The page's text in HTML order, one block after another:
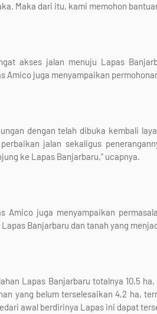
Maka dari itu, kami memohon
akses jalan menuju Lapas
Amico juga menyampaikan
dengan telah dibuka kembali
jalan sekaligus
ke Lapas Banjarbaru," ucapnya.
Amico juga menyampaikan
Banjarbaru dan tanah yang
Lapas Banjarbaru totalnya 10,5
yang belum terselesaikan 4,2 ha,
awal berdirinya Lapas ini dapat